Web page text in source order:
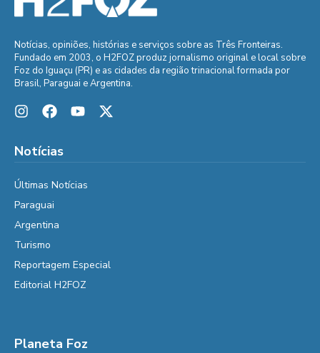
Notícias, opiniões, histórias e serviços sobre as Três Fronteiras.
Fundado em 2003, o H2FOZ produz jornalismo original e local sobre
Foz do Iguaçu (PR) e as cidades da região trinacional formada por
Brasil, Paraguai e Argentina.
Notícias
Últimas Notícias
Paraguai
Argentina
Turismo
Reportagem Especial
Editorial H2FOZ
Planeta Foz